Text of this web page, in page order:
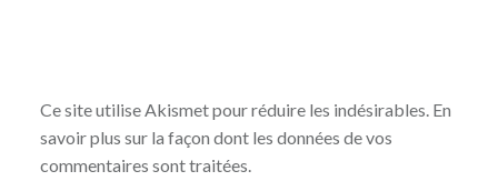
Ce site utilise Akismet pour réduire les indésirables. En
savoir plus sur la façon dont les données de vos
commentaires sont traitées